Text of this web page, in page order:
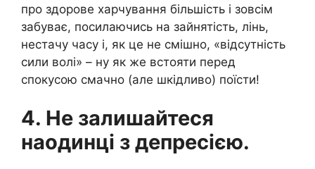
про здорове харчування більшість і зовсім
забуває, посилаючись на зайнятість, лінь,
нестачу часу і, як це не смішно, «відсутність
сили волі» – ну як же встояти перед
спокусою смачно (але шкідливо) поїсти!
4. Не залишайтеся
наодинці з депресією.